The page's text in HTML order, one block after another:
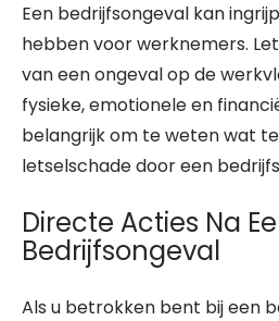
Een bedrijfsongeval kan
hebben voor werknemers.
van een ongeval op de
fysieke, emotionele en
belangrijk om te weten wat
letselschade door een
Directe Acties Na
Bedrijfsongeval
Als u betrokken bent bij een